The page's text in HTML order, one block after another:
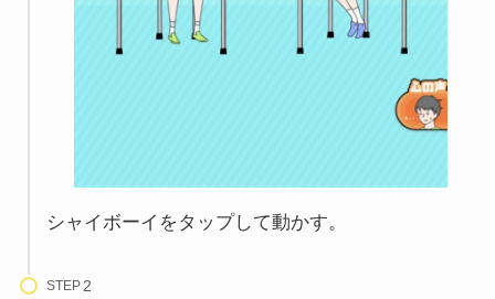
シャイボーイをタップして動かす。
STEP